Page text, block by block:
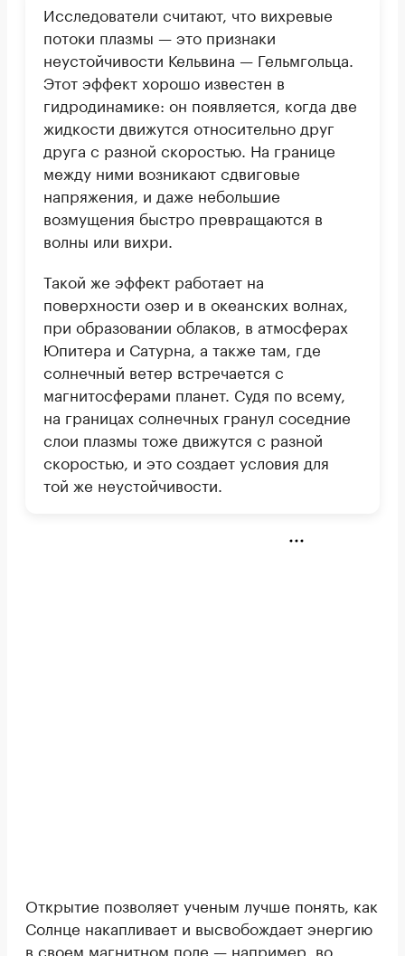
Исследователи считают, что вихревые
потоки плазмы — это признаки
неустойчивости Кельвина — Гельмгольца.
Этот эффект хорошо известен в
гидродинамике: он появляется, когда две
жидкости движутся относительно друг
друга с разной скоростью. На границе
между ними возникают сдвиговые
напряжения, и даже небольшие
возмущения быстро превращаются в
волны или вихри.
Такой же эффект работает на
поверхности озер и в океанских волнах,
при образовании облаков, в атмосферах
Юпитера и Сатурна, а также там, где
солнечный ветер встречается с
магнитосферами планет. Судя по всему,
на границах солнечных гранул соседние
слои плазмы тоже движутся с разной
скоростью, и это создает условия для
той же неустойчивости.
Открытие позволяет ученым лучше понять, как
Солнце накапливает и высвобождает энергию
в своем магнитном поле — например, во